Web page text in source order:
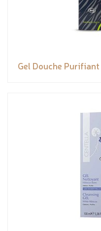
Gel Douche